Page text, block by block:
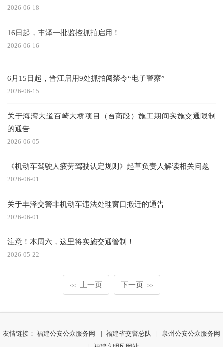
2026-06-18
16日起，丰泽一批监控抓拍启用！
2026-06-16
6月15日起，晋江启用9处抓拍闯禁令“电子警察”
2026-06-15
关于海湾大道百崎大桥项目（台商段）施工期间实施交通限制
的通告
2026-06-05
《机动车驾驶人疲劳驾驶认定规则》起草负责人解读相关问题
2026-06-01
关于丰泽交警非机动车违法处理窗口搬迁的通告
2026-06-01
注意！本周六，这里将实施交通管制！
2026-05-22
<< 上一页 下一页 >>
友情链接：福建公安公众服务网 | 福建省交警总队 |
泉州公安公众服务网